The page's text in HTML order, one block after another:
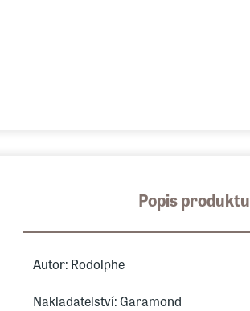
Popis produktu
Autor: Rodolphe
Nakladatelství: Garamond